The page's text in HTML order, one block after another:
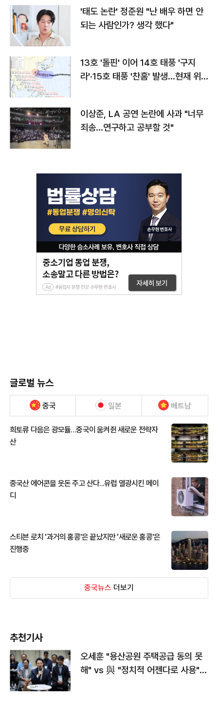
'태도 논란' 정준원 "난 배우 하면 안
되는 사람인가? 생각 했다"
13호 '돌핀' 이어 14호 태풍 '구지
라'·15호 태풍 '찬홈' 발생…현재 위
이상준, LA 공연 논란에 사과 "너무
죄송…연구하고 공부할 것"
글로벌 뉴스
중국 일본 베트남
희토류 다음은 광모듈…중국이 움켜쥔 새로운 전략자
산
중국산 에어콘을 웃돈 주고 산다...유럽 열광시킨 메이
디
스티븐 로치 '과거의 홍콩'은 끝났지만 '새로운 홍콩'은
진행중
중국뉴스 더보기
추천기사
오세훈 "용산공원 주택공급 동의 못
해" vs 與 "정치적 어젠다로 사용"